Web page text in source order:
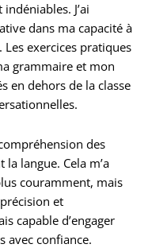
J’ai
dans ma capacité à
exercices pratiques
grammaire et mon
en dehors de la classe
des
langue. Cela m’a
couramment, mais
et
capable d’engager
avec confiance.